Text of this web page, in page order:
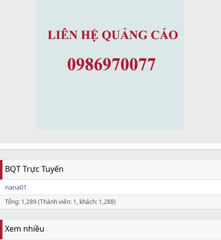
BQT Trực Tuyến
nana01
Tổng: 1,289 (Thành viên: 1, khách: 1,288)
Xem nhiều